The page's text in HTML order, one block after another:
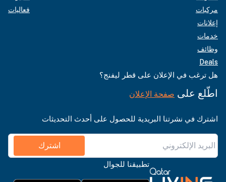
مركبات
إعلانات
خدمات
وظائف
Deals
فعاليات
هل ترغب في الإعلان على قطر ليفنج؟
اطّلع على صفحة الإعلان
اشترك في نشرتنا البريدية للحصول على أحدث التحديثات
اشترك
تطبيقنا للجوال